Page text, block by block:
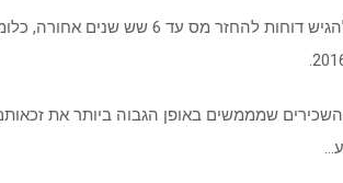
חשוב לציין, שניתן להגיש דוחות
השכירים שמממשים באופן הגבוה ביותר את